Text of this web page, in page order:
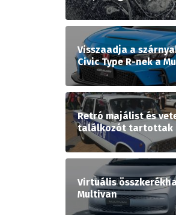
Visszaadja a
Civic Type R-nek a
Retró majálist és
találkozót tartottak
Virtuális
Multivan